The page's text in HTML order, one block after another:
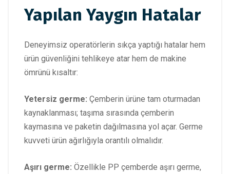
Yapılan Yaygın Hatalar
Deneyimsiz operatörlerin sıkça yaptığı hatalar hem
ürün güvenliğini tehlikeye atar hem de makine
ömrünü kısaltır:
Yetersiz germe: Çemberin ürüne tam oturmadan
kaynaklanması; taşıma sırasında çemberin
kaymasına ve paketin dağılmasına yol açar. Germe
kuvveti ürün ağırlığıyla orantılı olmalıdır.
Aşırı germe: Özellikle PP çemberde aşırı germe,